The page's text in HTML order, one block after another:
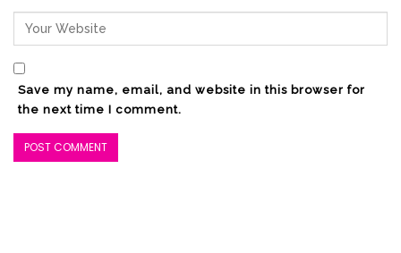
Save my name, email, and website in this browser for
the next time I comment.